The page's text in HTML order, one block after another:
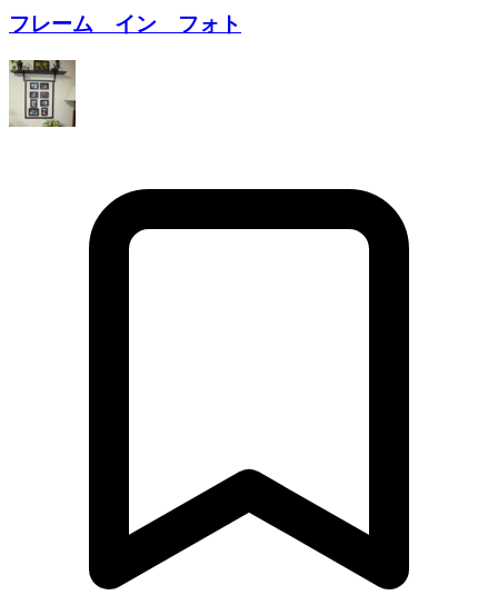
フレーム イン フォト